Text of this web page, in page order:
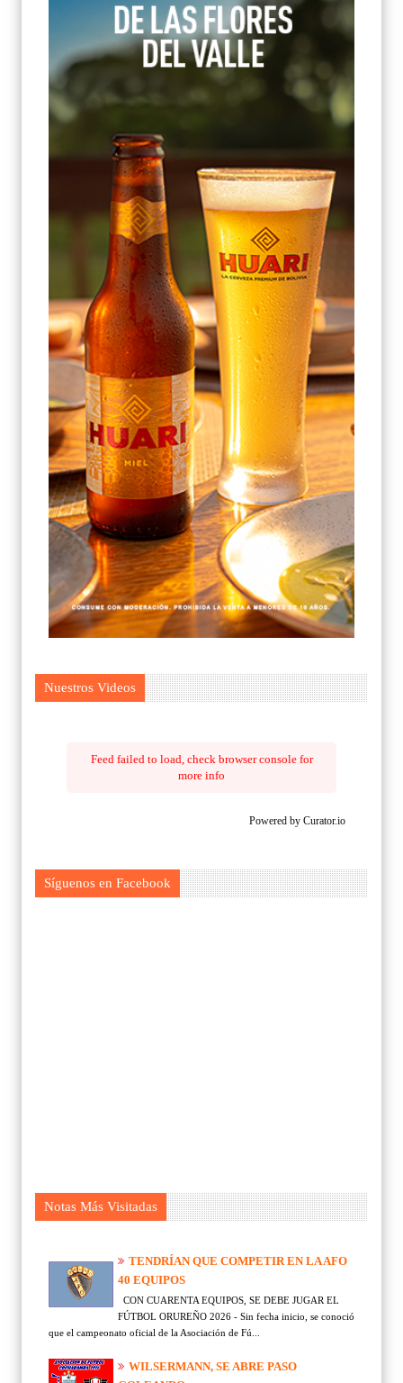
Nuestros Videos
Feed failed to load, check browser console for
more info
Powered by Curator.io
Síguenos en Facebook
Notas Más Visitadas
TENDRÍAN QUE COMPETIR EN LA AFO
40 EQUIPOS
CON CUARENTA EQUIPOS, SE DEBE JUGAR EL
FÚTBOL ORUREÑO 2026 - Sin fecha inicio, se conoció
que el campeonato oficial de la Asociación de Fú...
WILSERMANN, SE ABRE PASO